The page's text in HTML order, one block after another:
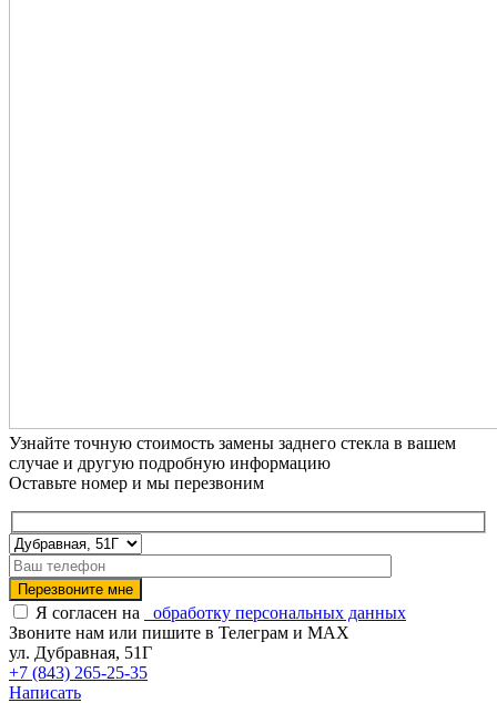
Узнайте точную стоимость замены заднего стекла в вашем
случае и другую подробную информацию
Оставьте номер и мы перезвоним
Я согласен на
обработку персональных данных
Звоните нам или пишите в Телеграм и MAX
ул. Дубравная, 51Г
+7 (843) 265-25-35
Написать